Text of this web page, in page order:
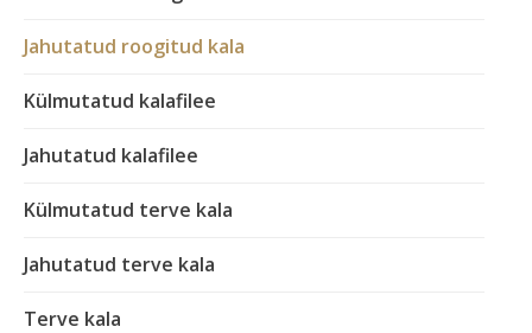
Jahutatud roogitud kala
Külmutatud kalafilee
Jahutatud kalafilee
Külmutatud terve kala
Jahutatud terve kala
Terve kala